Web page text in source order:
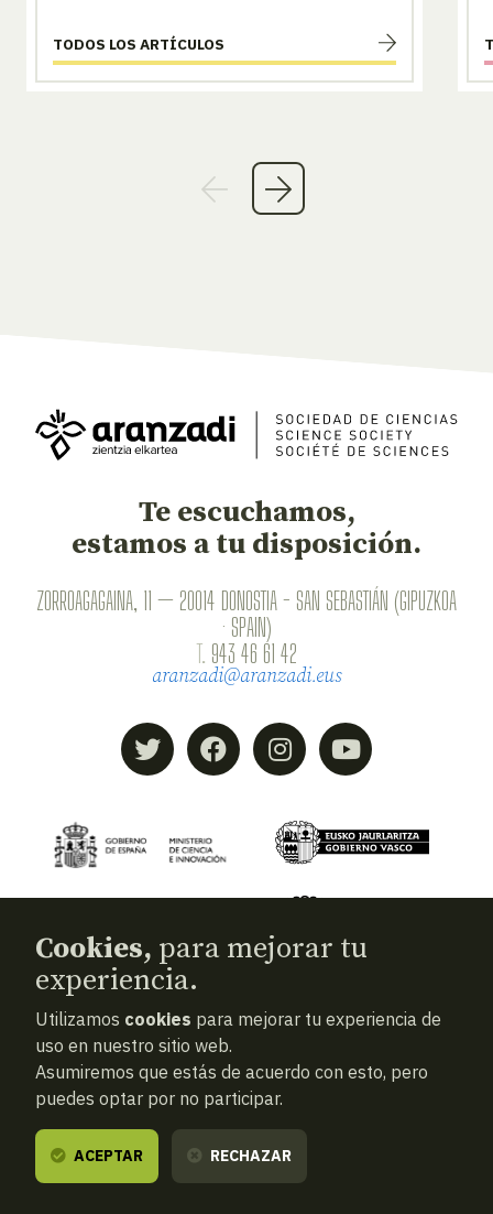
TODOS LOS ARTÍCULOS
Te escuchamos,
estamos a tu disposición.
ZORROAGAGAINA, 11 — 20014 DONOSTIA - SAN SEBASTIÁN (GIPUZKOA
· SPAIN)
T. 943 46 61 42
aranzadi@aranzadi.eus
© 2026Aranzadi — Zientzia elkartea
Términos y condiciones
Política de privacidad
Cookies
Cookies, para mejorar tu
experiencia.
Utilizamos cookies para mejorar tu experiencia de
uso en nuestro sitio web.
Asumiremos que estás de acuerdo con esto, pero
puedes optar por no participar.
ACEPTAR RECHAZAR